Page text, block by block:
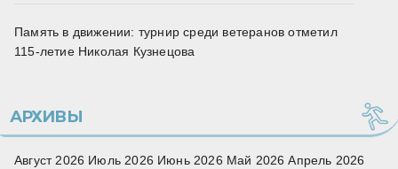
Память в движении: турнир среди ветеранов отметил
115‑летие Николая Кузнецова
АРХИВЫ
Август 2026 Июль 2026 Июнь 2026 Май 2026 Апрель 2026